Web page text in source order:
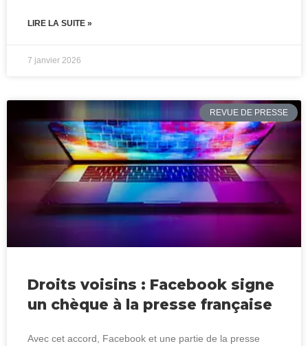
LIRE LA SUITE »
7 janvier 2026
REVUE DE PRESSE
Droits voisins : Facebook signe
un chèque à la presse française
Avec cet accord, Facebook et une partie de la presse